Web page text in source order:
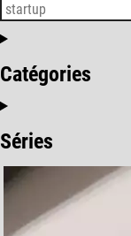
Catégories
Séries